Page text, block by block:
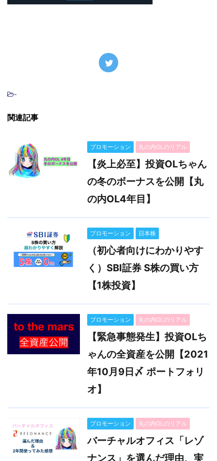
-
関連記事
プロモーション 丸の内OLのリアル
【炎上必至】投資OLちゃん
の冬のボーナスを公開【丸
の内OL4年目】
プロモーション 日本株
（初心者向けにわかりやす
く）SBI証券 S株の買い方
【1株投資】
プロモーション 丸の内OLのリアル
【緊急事態発生】投資OLち
ゃんの全資産を公開【2021
年10月9日〆 ポートフォリ
オ】
プロモーション 丸の内OLのリアル
バーチャルオフィス「レゾ
ナンス」を選んだ理由、実